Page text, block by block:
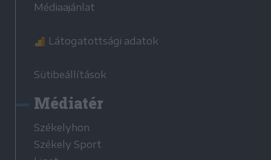
Médiaajánlat
Látogatottsági adatok
Sütibeállítások
Médiatér
Székelyhon
Székely Sport